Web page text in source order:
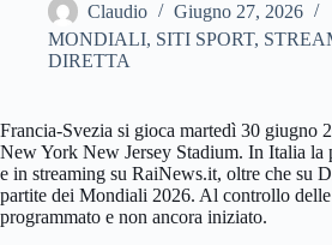
Claudio
Giugno 27, 2026
MONDIALI, SITI SPORT,
DIRETTA
Francia-Svezia si gioca martedì 30 giugno
New York New Jersey Stadium. In Italia la
e in streaming su RaiNews.it, oltre che su
partite dei Mondiali 2026. Al controllo
programmato e non ancora iniziato.